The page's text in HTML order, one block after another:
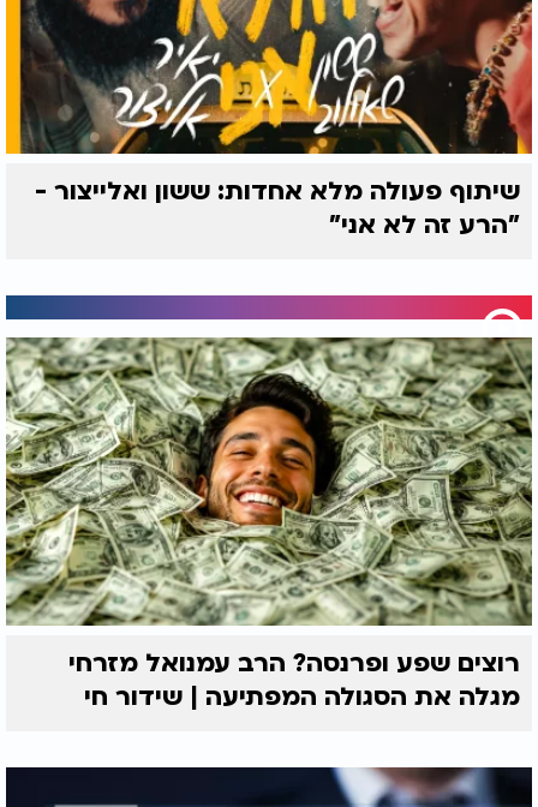
שיתוף פעולה מלא אחדות: ששון ואלייצור -
"הרע זה לא אני"
רוצים שפע ופרנסה? הרב עמנואל מזרחי
מגלה את הסגולה המפתיעה | שידור חי